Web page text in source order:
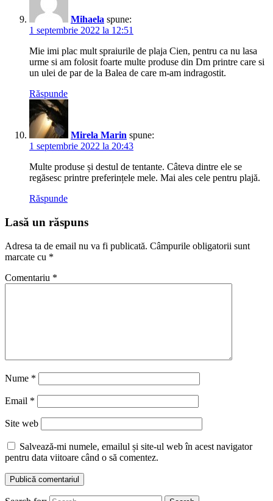
Mihaela spune:
1 septembrie 2022 la 12:51
Mie imi plac mult spraiurile de plaja Cien, pentru ca nu lasa
urme si am folosit foarte multe produse din Dm printre care si
un ulei de par de la Balea de care m-am indragostit.
Răspunde
Mirela Marin spune:
1 septembrie 2022 la 20:43
Multe produse și destul de tentante. Câteva dintre ele se
regăsesc printre preferințele mele. Mai ales cele pentru plajă.
Răspunde
Lasă un răspuns
Adresa ta de email nu va fi publicată. Câmpurile obligatorii sunt
marcate cu *
Comentariu *
Nume *
Email *
Site web
Salvează-mi numele, emailul și site-ul web în acest navigator
pentru data viitoare când o să comentez.